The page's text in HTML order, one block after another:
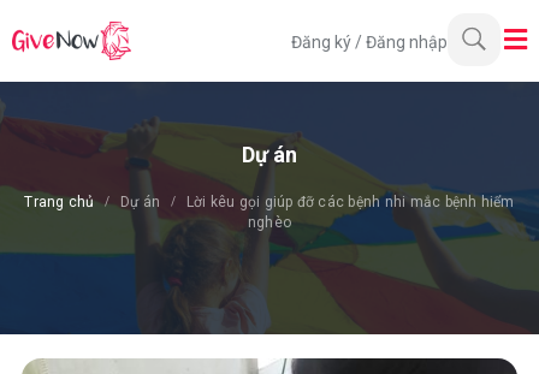
Đăng ký /Đăng nhập
Dự án
Trang chủ Dự án
Lời kêu gọi giúp đỡ các bệnh nhi mắc bệnh hiểm
nghèo